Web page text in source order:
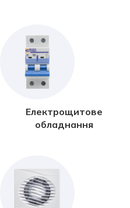
Електрощитове
обладнання